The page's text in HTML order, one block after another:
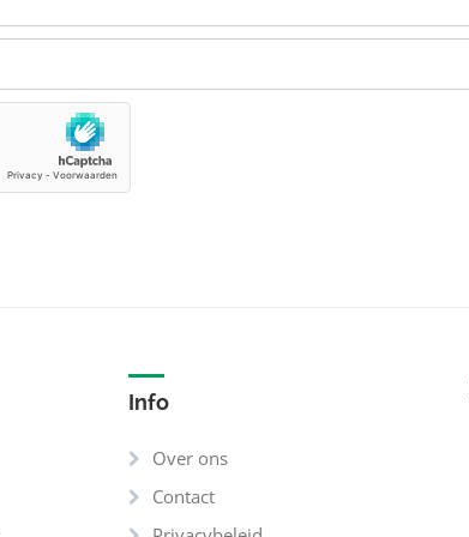
Info
Over ons
Contact